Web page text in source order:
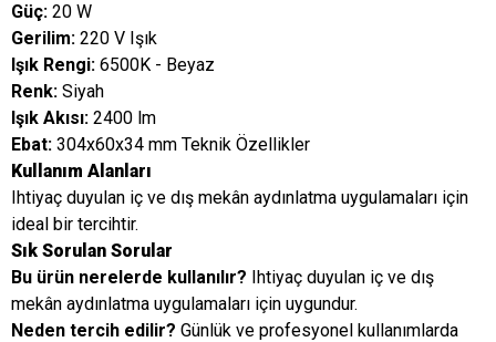
Güç: 20 W
Gerilim: 220 V Işık
Işık Rengi: 6500K - Beyaz
Renk: Siyah
Işık Akısı: 2400 lm
Ebat: 304x60x34 mm Teknik Özellikler
Kullanım Alanları
Ihtiyaç duyulan iç ve dış mekân aydınlatma uygulamaları için
ideal bir tercihtir.
Sık Sorulan Sorular
Bu ürün nerelerde kullanılır? Ihtiyaç duyulan iç ve dış
mekân aydınlatma uygulamaları için uygundur.
Neden tercih edilir? Günlük ve profesyonel kullanımlarda